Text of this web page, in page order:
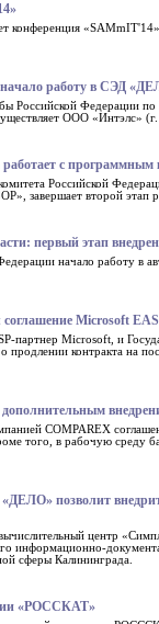
работу в СЭД
Российской Федерации
ООО «Интэлс»
работает с
Российской
завершает второй этап
первый этап
начало работу в
Microsoft EAS
Microsoft, и
контракта на
COMPAREX
того, в рабочую среду
позволит
центр
информационно-
сферы Калининграда.
«РОССКАТ»